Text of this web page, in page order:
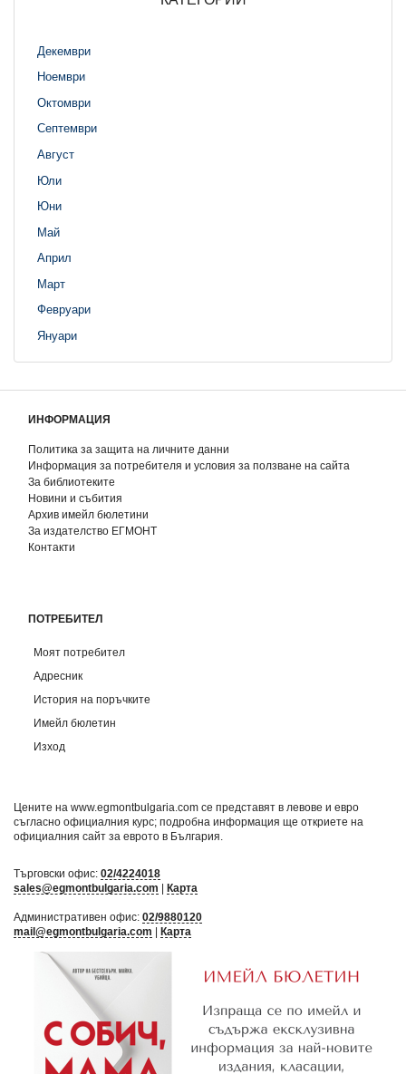
Декември
Ноември
Октомври
Септември
Август
Юли
Юни
Май
Април
Март
Февруари
Януари
ИНФОРМАЦИЯ
Политика за защита на личните данни
Информация за потребителя и условия за ползване на сайта
За библиотеките
Новини и събития
Архив имейл бюлетини
За издателство ЕГМОНТ
Контакти
ПОТРЕБИТЕЛ
Моят потребител
Адресник
История на поръчките
Имейл бюлетин
Изход
Цените на www.egmontbulgaria.com се представят в левове и евро
съгласно официалния курс; подробна информация ще откриете на
официалния сайт за еврото в България
Търговски офис: 02/4224018
sales@egmontbulgaria.com
Карта
Административен офис: 02/9880120
mail@egmontbulgaria.com
Карта